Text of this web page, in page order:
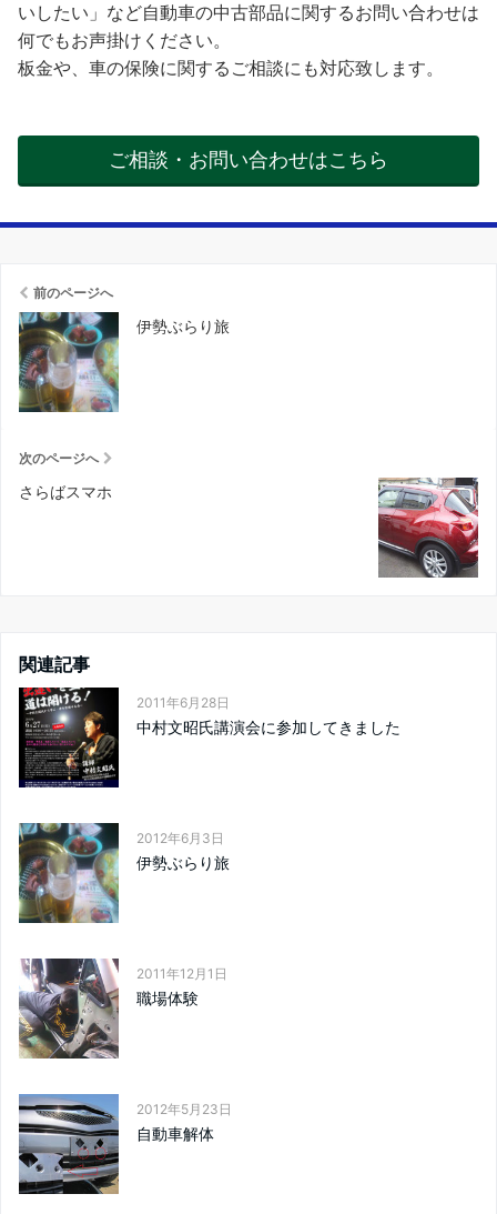
いしたい」など自動車の中古部品に関するお問い合わせは
何でもお声掛けください。
板金や、車の保険に関するご相談にも対応致します。
ご相談・お問い合わせはこちら
前のページへ
伊勢ぶらり旅
次のページへ
さらばスマホ
関連記事
2011年6月28日
中村文昭氏講演会に参加してきました
2012年6月3日
伊勢ぶらり旅
2011年12月1日
職場体験
2012年5月23日
自動車解体